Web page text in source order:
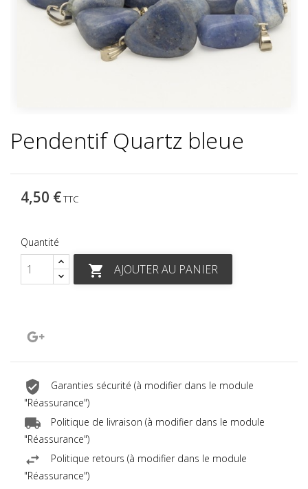
Pendentif Quartz bleue
4,50 €TTC
Quantité
 AJOUTER AU PANIER
Garanties sécurité (à modifier dans le module
"Réassurance")
Politique de livraison (à modifier dans le module
"Réassurance")
Politique retours (à modifier dans le module
"Réassurance")